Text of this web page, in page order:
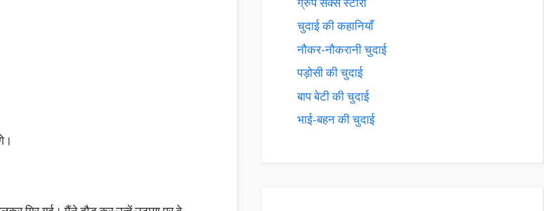
चुदाई की कहानियाँ
नौकर-नौकरानी चुदाई
पड़ोसी की चुदाई
बाप बेटी की चुदाई
भाई-बहन की चुदाई